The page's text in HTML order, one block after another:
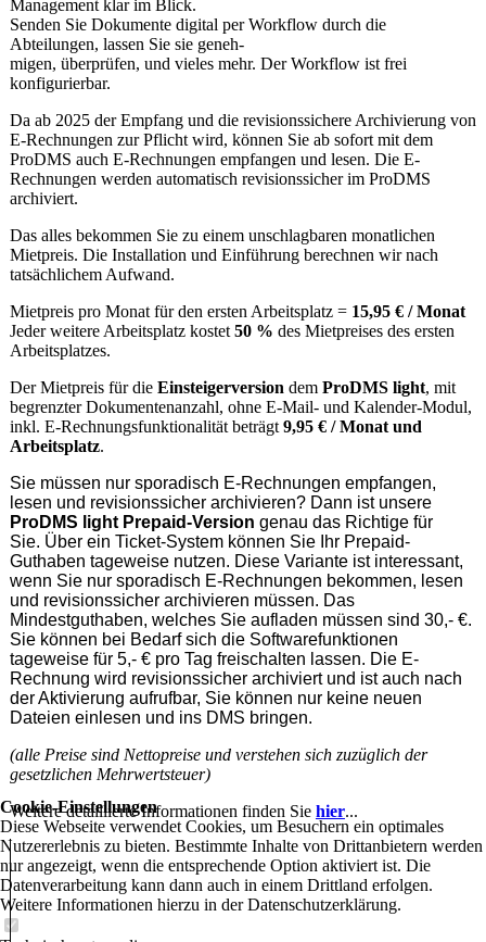
Management klar im Blick.
Senden Sie Dokumente digital per Workflow durch die
Abteilungen, lassen Sie sie geneh-
migen, überprüfen, und vieles mehr. Der Workflow ist frei
konfigurierbar.
Da ab 2025 der Empfang und die revisionssichere Archivierung von
E-Rechnungen zur Pflicht wird, können Sie ab sofort mit dem
ProDMS auch E-Rechnungen empfangen und lesen. Die E-
Rechnungen werden automatisch revisionssicher im ProDMS
archiviert.
Das alles bekommen Sie zu einem unschlagbaren monatlichen
Mietpreis. Die Installation und Einführung berechnen wir nach
tatsächlichem Aufwand.
Mietpreis pro Monat für den ersten Arbeitsplatz = 15,95 € / Monat
Jeder weitere Arbeitsplatz kostet 50 % des Mietpreises des ersten
Arbeitsplatzes.
Der Mietpreis für die Einsteigerversion demProDMS light, mit
begrenzter Dokumentenanzahl, ohne E-Mail- und Kalender-Modul,
inkl. E-Rechnungsfunktionalität beträgt 9,95 € / Monat und
Arbeitsplatz.
Sie müssen nur sporadisch E-Rechnungen empfangen,
lesen und revisionssicher archivieren? Dann ist unsere
ProDMS light Prepaid-Version genau das Richtige für
Sie. Über ein Ticket-System können Sie Ihr Prepaid-
Guthaben tageweise nutzen. Diese Variante ist interessant,
wenn Sie nur sporadisch E-Rechnungen bekommen, lesen
und revisionssicher archivieren müssen. Das
Mindestguthaben, welches Sie aufladen müssen sind 30,- €.
Sie können bei Bedarf sich die Softwarefunktionen
tageweise für 5,- € pro Tag freischalten lassen. Die E-
Rechnung wird revisionssicher archiviert und ist auch nach
der Aktivierung aufrufbar, Sie können nur keine neuen
Dateien einlesen und ins DMS bringen.
(alle Preise sind Nettopreise und verstehen sich zuzüglich der
gesetzlichen Mehrwertsteuer)
Weitere detaillierte Informationen finden Sie hier...
Cookie-Einstellungen
Diese Webseite verwendet Cookies, um Besuchern ein optimales
Nutzererlebnis zu bieten. Bestimmte Inhalte von Drittanbietern werden
nur angezeigt, wenn die entsprechende Option aktiviert ist. Die
Datenverarbeitung kann dann auch in einem Drittland erfolgen.
Weitere Informationen hierzu in der Datenschutzerklärung.